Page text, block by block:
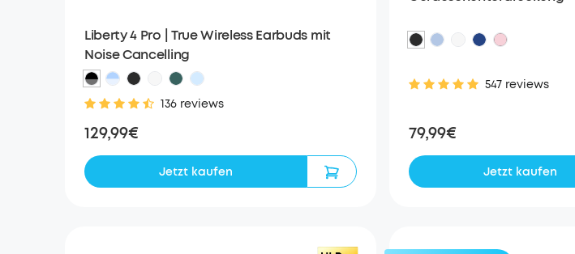
Liberty 4 Pro | True Wireless Earbuds mit
Noise Cancelling
136 reviews
129,99€
Jetzt kaufen
547 reviews
79,99€
Jetzt kaufen